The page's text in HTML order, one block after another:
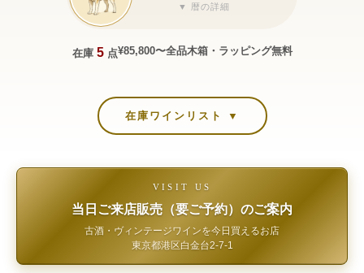
▼ 暦の詳細
在庫 5点¥85,800〜全品木箱・ラッピング無料
在庫ワインリスト ▼
VISIT US
当日ご来店販売（要ご予約）のご案内
古酒・ヴィンテージワインを今日買えるお店
東京都港区白金台2-7-1